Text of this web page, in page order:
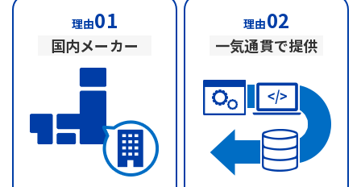
理由01
国内メーカー
理由02
一気通貫で提供